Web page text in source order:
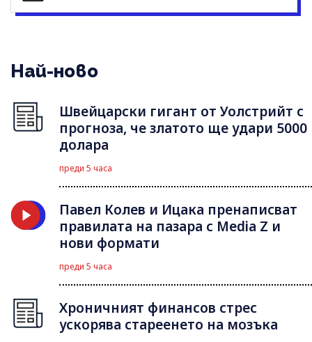
Най-ново
Швейцарски гигант от Уолстрийт с
прогноза, че златото ще удари 5000
долара
преди 5 часа
Павел Колев и Ицака пренаписват
правилата на пазара с Media Z и
нови формати
преди 5 часа
Хроничният финансов стрес
ускорява стареенето на мозъка